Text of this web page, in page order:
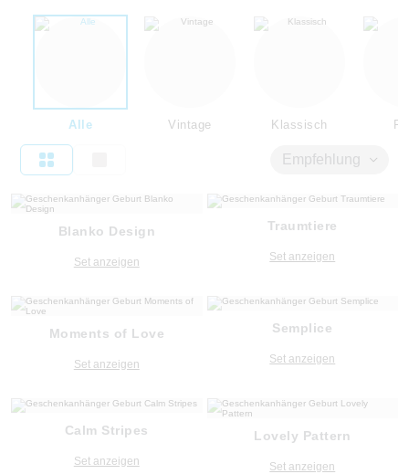
Alle Vintage Klassisch
Empfehlung
Blanko Design
Set anzeigen
Traumtiere
Set anzeigen
Moments of Love
Set anzeigen
Semplice
Set anzeigen
Calm Stripes
Set anzeigen
Lovely Pattern
Set anzeigen